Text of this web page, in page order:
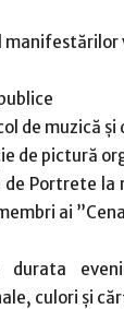
manifestărilor
de muzică
de pictură
de Portrete
ai
culori și